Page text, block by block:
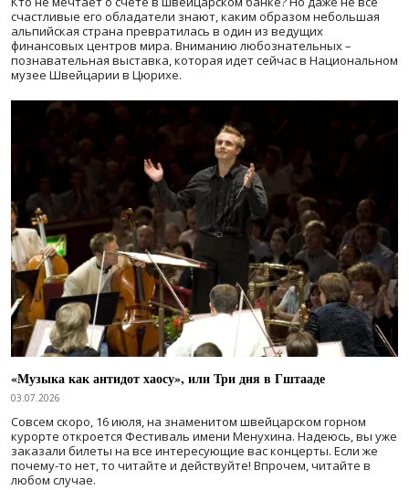
счастливые его обладатели знают, каким образом небольшая
альпийская страна превратилась в один из ведущих
финансовых центров мира. Вниманию любознательных –
познавательная выставка, которая идет сейчас в Национальном
музее Швейцарии в Цюрихе.
«Музыка как антидот хаосу», или Три дня в Гштааде
03.07.2026
Совсем скоро, 16 июля, на знаменитом швейцарском горном
курорте откроется Фестиваль имени Менухина. Надеюсь, вы уже
заказали билеты на все интересующие вас концерты. Если же
почему-то нет, то читайте и действуйте! Впрочем, читайте в
любом случае.